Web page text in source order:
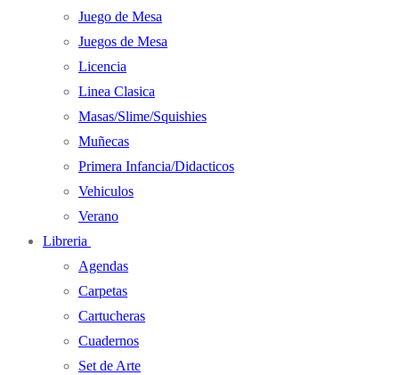
Juego de Mesa
Juegos de Mesa
Licencia
Linea Clasica
Masas/Slime/Squishies
Muñecas
Primera Infancia/Didacticos
Vehiculos
Verano
Libreria
Agendas
Carpetas
Cartucheras
Cuadernos
Set de Arte